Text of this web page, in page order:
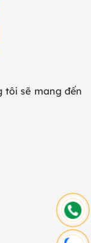
tôi sẽ mang đến